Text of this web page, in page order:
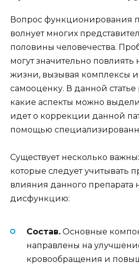
Вопрос функционирования
волнует многих
половины человечества.
могут значительно повлиять
жизни, вызывая комплексы
самооценку. В данной
какие аспекты можно
идет о коррекции данной
помощью
Существует несколько
которые следует учитывать
влияния данного препарата
дисфункцию:
Состав. Основные
направлены на
кровообращения и